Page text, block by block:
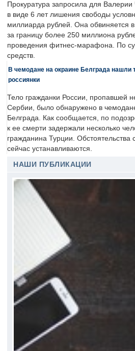
Прокуратура запросила для
в виде 6 лет лишения свободы
миллиарда рублей. Она обвиняется
за границу более 250 миллиона
проведения фитнес-марафона. По
средств.
В чемодане на окраине Белграда нашли
россиянки
Тело гражданки России, пропавшей
Сербии, было обнаружено в
Белграда. Как сообщается, по
к ее смерти задержали несколько
гражданина Турции. Обстоятельства
сейчас устанавливаются.
НАШИ ПУБЛИКАЦИИ